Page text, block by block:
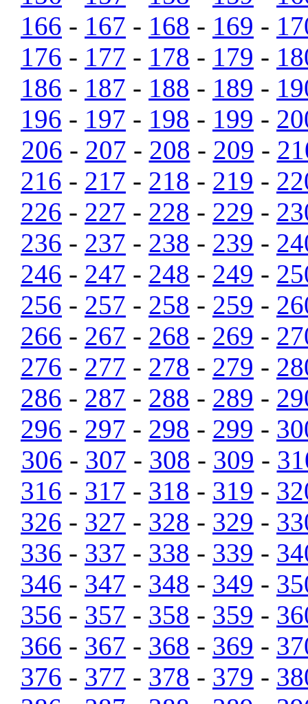
166 - 167 - 168 - 169 -
176 - 177 - 178 - 179 -
186 - 187 - 188 - 189 -
196 - 197 - 198 - 199 -
206 - 207 - 208 - 209 -
216 - 217 - 218 - 219 -
226 - 227 - 228 - 229 -
236 - 237 - 238 - 239 -
246 - 247 - 248 - 249 -
256 - 257 - 258 - 259 -
266 - 267 - 268 - 269 -
276 - 277 - 278 - 279 -
286 - 287 - 288 - 289 -
296 - 297 - 298 - 299 -
306 - 307 - 308 - 309 -
316 - 317 - 318 - 319 -
326 - 327 - 328 - 329 -
336 - 337 - 338 - 339 -
346 - 347 - 348 - 349 -
356 - 357 - 358 - 359 -
366 - 367 - 368 - 369 -
376 - 377 - 378 - 379 -